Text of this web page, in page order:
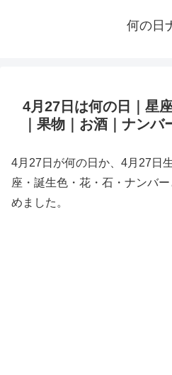
何の日
4月27日は何の日｜星
｜果物｜お酒｜ナンバ
4月27日が何の日か、4月27日
座・誕生色・花・石・ナンバ
めました。